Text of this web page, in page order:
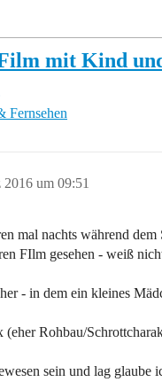
mit Kind
Fernsehen
um 09:51
mal nachts während dem
FIlm gesehen - weiß
- in dem ein kleines
(eher Rohbau/
sein und lag glaube